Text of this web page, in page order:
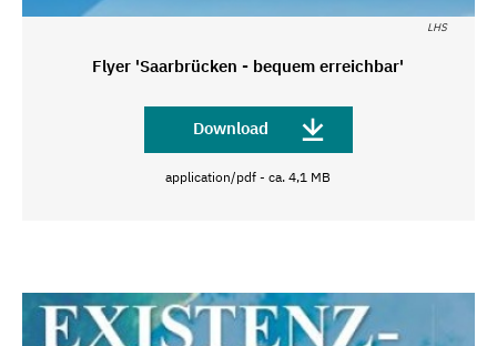
LHS
Flyer 'Saarbrücken - bequem erreichbar'
Download
application/pdf - ca. 4,1 MB